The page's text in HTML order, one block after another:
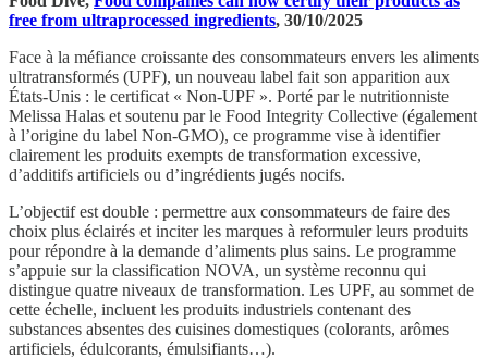
free from ultraprocessed ingredients, 30/10/2025
Face à la méfiance croissante des consommateurs envers les aliments
ultratransformés (UPF), un nouveau label fait son apparition aux
États-Unis : le certificat « Non-UPF ». Porté par le nutritionniste
Melissa Halas et soutenu par le Food Integrity Collective (également
à l’origine du label Non-GMO), ce programme vise à identifier
clairement les produits exempts de transformation excessive,
d’additifs artificiels ou d’ingrédients jugés nocifs.
L’objectif est double : permettre aux consommateurs de faire des
choix plus éclairés et inciter les marques à reformuler leurs produits
pour répondre à la demande d’aliments plus sains. Le programme
s’appuie sur la classification NOVA, un système reconnu qui
distingue quatre niveaux de transformation. Les UPF, au sommet de
cette échelle, incluent les produits industriels contenant des
substances absentes des cuisines domestiques (colorants, arômes
artificiels, édulcorants, émulsifiants…).